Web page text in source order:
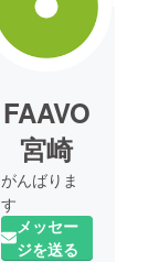
FAAVO
宮崎
がんばりま
す
メッセー
ジを送る